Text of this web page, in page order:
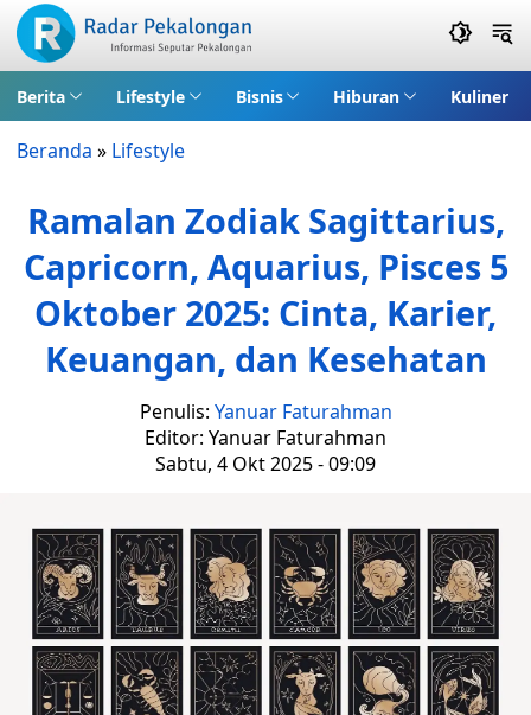
Berita Lifestyle Bisnis Hiburan Kuliner
Beranda » Lifestyle
Ramalan Zodiak Sagittarius,
Capricorn, Aquarius, Pisces 5
Oktober 2025: Cinta, Karier,
Keuangan, dan Kesehatan
Penulis: Yanuar Faturahman
Editor: Yanuar Faturahman
Sabtu, 4 Okt 2025 - 09:09